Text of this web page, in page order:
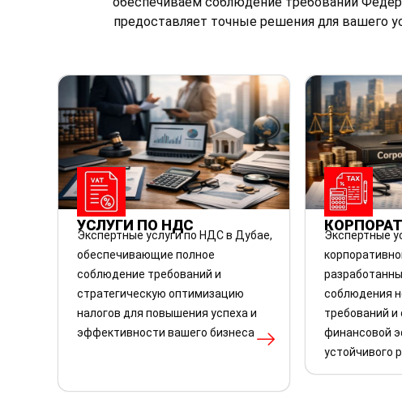
предоставляет точные решения для вашего
УСЛУГИ ПО НДС
Экспертные услуги по НДС в Дубае,
обеспечивающие полное
соблюдение требований и
стратегическую оптимизацию
налогов для повышения успеха и
эффективности вашего бизнеса
Экспертные
соблюдения
требований
финансовой
устойчивого